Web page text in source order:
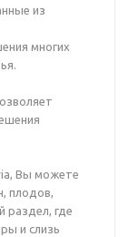
из
многих
Вы можете
плодов,
раздел, где
и слизь